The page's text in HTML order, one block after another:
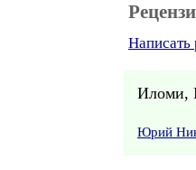
Написать
Иломи,
Юрий